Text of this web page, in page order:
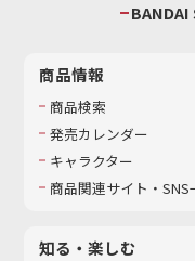
BANDAI
商品情報
商品検索
発売カレンダー
キャラクター
商品関連サイト・SNS
知る・楽しむ